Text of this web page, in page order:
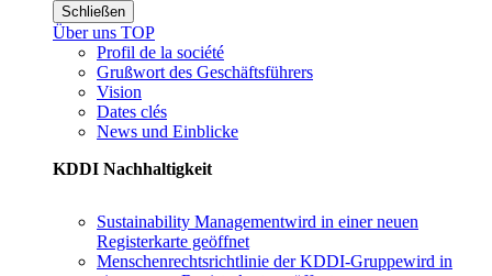
Schließen
Über uns TOP
Profil de la société
Grußwort des Geschäftsführers
Vision
Dates clés
News und Einblicke
KDDI Nachhaltigkeit
Sustainability Managementwird in einer neuen
Registerkarte geöffnet
Menschenrechtsrichtlinie der KDDI-Gruppewird in